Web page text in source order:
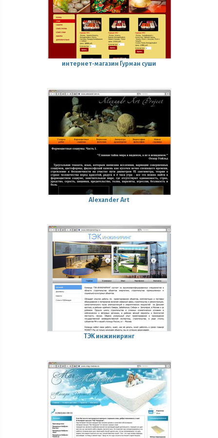
интернет-магазин Гурман суши
Alexander Art
ТЭК инжиниринг